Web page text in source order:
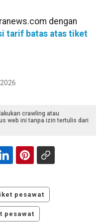
dengan
tarif batas atas tiket
crawling atau
web ini tanpa izin tertulis dari
pesawat
pesawat